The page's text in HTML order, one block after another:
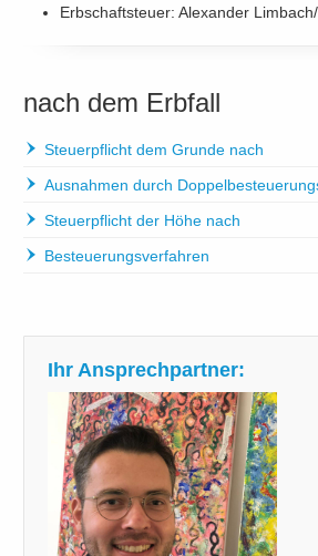
Erbschaftsteuer: Alexander
nach dem Erbfall
Steuerpflicht dem Grunde nach
Ausnahmen durch
Steuerpflicht der Höhe nach
Besteuerungsverfahren
Ihr Ansprechpartner: